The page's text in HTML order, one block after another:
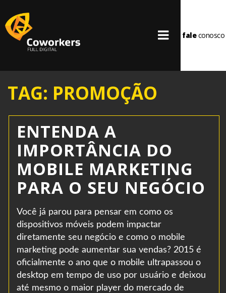
faleconosco
TAG: PROMOÇÃO
ENTENDA A
IMPORTÂNCIA DO
MOBILE MARKETING
PARA O SEU NEGÓCIO
Você já parou para pensar em como os
dispositivos móveis podem impactar
diretamente seu negócio e como o mobile
marketing pode aumentar sua vendas? 2015 é
oficialmente o ano que o mobile ultrapassou o
desktop em tempo de uso por usuário e deixou
até mesmo o maior player do mercado de